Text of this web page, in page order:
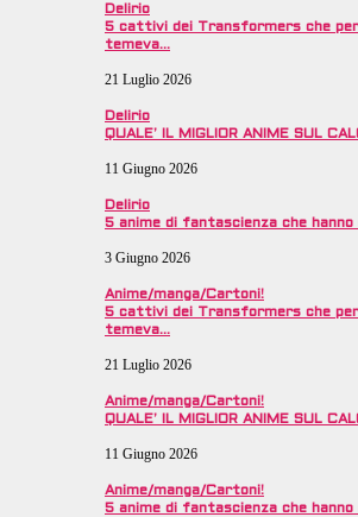
Delirio
5 cattivi dei Transformers che
temeva…
21 Luglio 2026
Delirio
QUALE’ IL MIGLIOR ANIME SUL
11 Giugno 2026
Delirio
5 anime di fantascienza che
3 Giugno 2026
Anime/manga/Cartoni!
5 cattivi dei Transformers che
temeva…
21 Luglio 2026
Anime/manga/Cartoni!
QUALE’ IL MIGLIOR ANIME SUL
11 Giugno 2026
Anime/manga/Cartoni!
5 anime di fantascienza che